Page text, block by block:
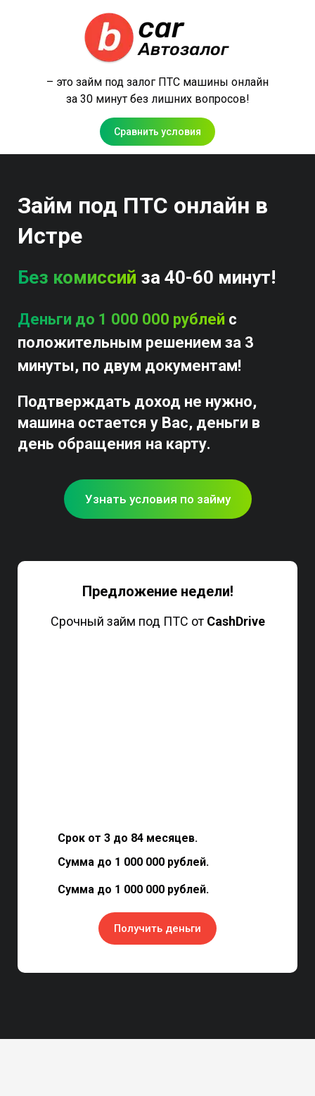
– это займ под залог ПТС машины онлайн
за 30 минут без лишних вопросов!
Сравнить условия
Займ под ПТС онлайн в
Истре
Без комиссий за 40-60 минут!
Деньги до 1 000 000 рублей с
положительным решением за 3
минуты, по двум документам!
Подтверждать доход не нужно,
машина остается у Вас, деньги в
день обращения на карту.
Узнать условия по займу
Предложение недели!
Срочный займ под ПТС от CashDrive
Срок от 3 до 84 месяцев.
Сумма до 1 000 000 рублей.
Сумма до 1 000 000 рублей.
Получить деньги